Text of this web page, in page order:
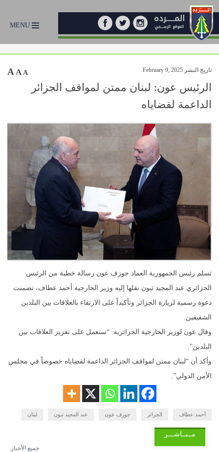
MENU
تاريخ النشر February 9, 2025 A A A
الرئيس عون: لبنان ممتن لمواقف الجزائر
الداعمة لقضاياه
تسلم رئيس الجمهورية العماد جوزف عون رسالة خطية من الرئيس
الجزائري عبد المجيد تبون نقلها إليه وزير الخارجية أحمد عطاف، تضمنت
دعوة رسمية لزيارة الجزائر وتأكيداً على الارتقاء بالعلاقات بين البلدين
الشقيقين.
وقال عون لوزير الخارجية الجزائرية: “سنعمل على تعزيز العلاقات بين
البلدين”.
وأكد أن “لبنان ممتن لمواقف الجزائر الداعمة لقضاياه خصوصاً في مجلس
الأمن الدولي”.
أحمد عطاف الجزائر جوزف عون عبد المجيد تبون لبنان
مــبــاشـــر
جميع الأخبار